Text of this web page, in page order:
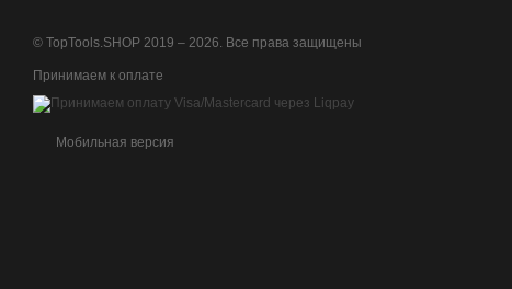
© TopTools.SHOP 2019 – 2026. Все права защищены
Принимаем к оплате
Мобильная версия